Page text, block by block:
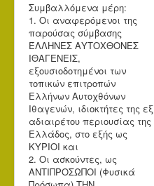
Συμβαλλόμενα μέρη:
1. Οι αναφερόμενοι της
παρούσας σύμβασης
ΈΛΛΗΝΕΣ ΑΥΤΟΧΘΟΝΕΣ
ΙΘΑΓΕΝΕΙΣ,
εξουσιοδοτημένοι των
τοπικών επιτροπών
Ελλήνων Αυτοχθόνων
Ιθαγενών, ιδιοκτήτες της εξ
αδιαιρέτου περιουσίας της
Ελλάδος, στο εξής ως
ΚΥΡΙΟΙ και
2. Οι ασκούντες, ως
ΑΝΤΙΠΡΟΣΩΠΟΙ (Φυσικά